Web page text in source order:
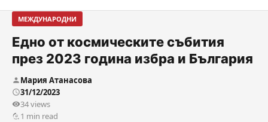
МЕЖДУНАРОДНИ
Едно от космическите събития
през 2023 година избра и България
Мария Атанасова
31/12/2023
34 views
1 min read